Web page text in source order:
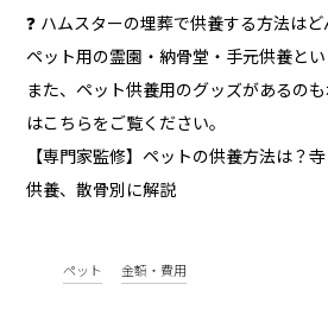
❓ ハムスターの埋葬で供養する方法は
ペット用の霊園・納骨堂・手元供養とい
また、ペット供養用のグッズがあるの
はこちらをご覧ください。
【専門家監修】ペットの供養方法は？
供養、散骨別に解説
ペット 金額・費用